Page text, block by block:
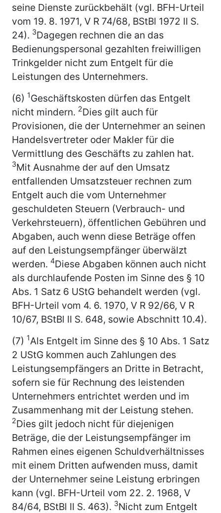
seine Dienste zurückbehält (vgl. BFH-Urteil
vom 19. 8. 1971, V R 74/68, BStBl 1972 II S.
24). 3Dagegen rechnen die an das
Bedienungspersonal gezahlten freiwilligen
Trinkgelder nicht zum Entgelt für die
Leistungen des Unternehmers.
(6) 1Geschäftskosten dürfen das Entgelt
nicht mindern. 2Dies gilt auch für
Provisionen, die der Unternehmer an seinen
Handelsvertreter oder Makler für die
Vermittlung des Geschäfts zu zahlen hat.
3Mit Ausnahme der auf den Umsatz
entfallenden Umsatzsteuer rechnen zum
Entgelt auch die vom Unternehmer
geschuldeten Steuern (Verbrauch- und
Verkehrsteuern), öffentlichen Gebühren und
Abgaben, auch wenn diese Beträge offen
auf den Leistungsempfänger überwälzt
werden. 4Diese Abgaben können auch nicht
als durchlaufende Posten im Sinne des § 10
Abs. 1 Satz 6 UStG behandelt werden (vgl.
BFH-Urteil vom 4. 6. 1970, V R 92/66, V R
10/67, BStBl II S. 648, sowie Abschnitt 10.4).
(7) 1Als Entgelt im Sinne des § 10 Abs. 1 Satz
2 UStG kommen auch Zahlungen des
Leistungsempfängers an Dritte in Betracht,
sofern sie für Rechnung des leistenden
Unternehmers entrichtet werden und im
Zusammenhang mit der Leistung stehen.
2Dies gilt jedoch nicht für diejenigen
Beträge, die der Leistungsempfänger im
Rahmen eines eigenen Schuldverhältnisses
mit einem Dritten aufwenden muss, damit
der Unternehmer seine Leistung erbringen
kann (vgl. BFH-Urteil vom 22. 2. 1968, V
84/64, BStBl II S. 463). 3Nicht zum Entgelt